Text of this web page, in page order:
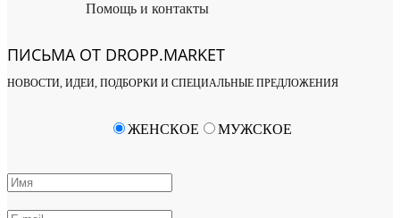
Помощь и контакты
ПИСЬМА ОТ DROPP.MARKET
НОВОСТИ, ИДЕИ, ПОДБОРКИ И СПЕЦИАЛЬНЫЕ ПРЕДЛОЖЕНИЯ
ЖЕНСКОЕ МУЖСКОЕ